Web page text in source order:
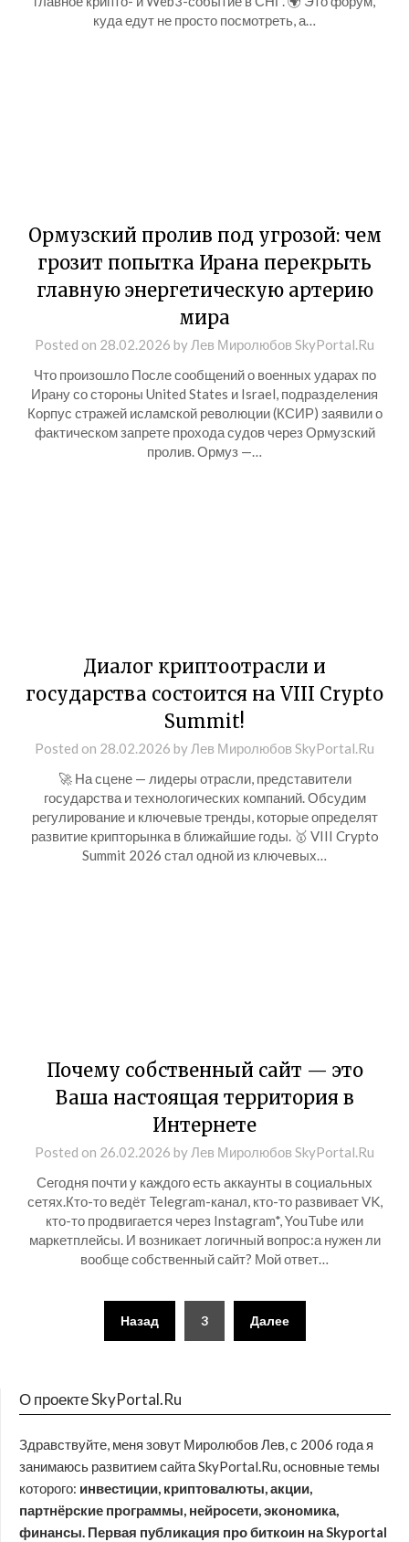
куда едут не просто посмотреть, а…
Ормузский пролив под угрозой: чем
грозит попытка Ирана перекрыть
главную энергетическую артерию
мира
Posted on 28.02.2026 by Лев Миролюбов SkyPortal.Ru
Что произошло После сообщений о военных ударах по
Ирану со стороны United States и Israel, подразделения
Корпус стражей исламской революции (КСИР) заявили о
фактическом запрете прохода судов через Ормузский
пролив. Ормуз —…
Диалог криптоотрасли и
государства состоится на VIII Crypto
Summit!
Posted on 28.02.2026 by Лев Миролюбов SkyPortal.Ru
🚀 На сцене — лидеры отрасли, представители
государства и технологических компаний. Обсудим
регулирование и ключевые тренды, которые определят
развитие крипторынка в ближайшие годы. 🥇 VIII Crypto
Summit 2026 стал одной из ключевых…
Почему собственный сайт — это
Ваша настоящая территория в
Интернете
Posted on 26.02.2026 by Лев Миролюбов SkyPortal.Ru
Сегодня почти у каждого есть аккаунты в социальных
сетях.Кто-то ведёт Telegram-канал, кто-то развивает VK,
кто-то продвигается через Instagram*, YouTube или
маркетплейсы. И возникает логичный вопрос:а нужен ли
вообще собственный сайт? Мой ответ…
Назад 3 Далее
О проекте SkyPortal.Ru
Здравствуйте, меня зовут Миролюбов Лев, с 2006 года я
занимаюсь развитием сайта SkyPortal.Ru, основные темы
которого: инвестиции, криптовалюты, акции,
партнёрские программы, нейросети, экономика,
финансы. Первая публикация про биткоин на Skyportal